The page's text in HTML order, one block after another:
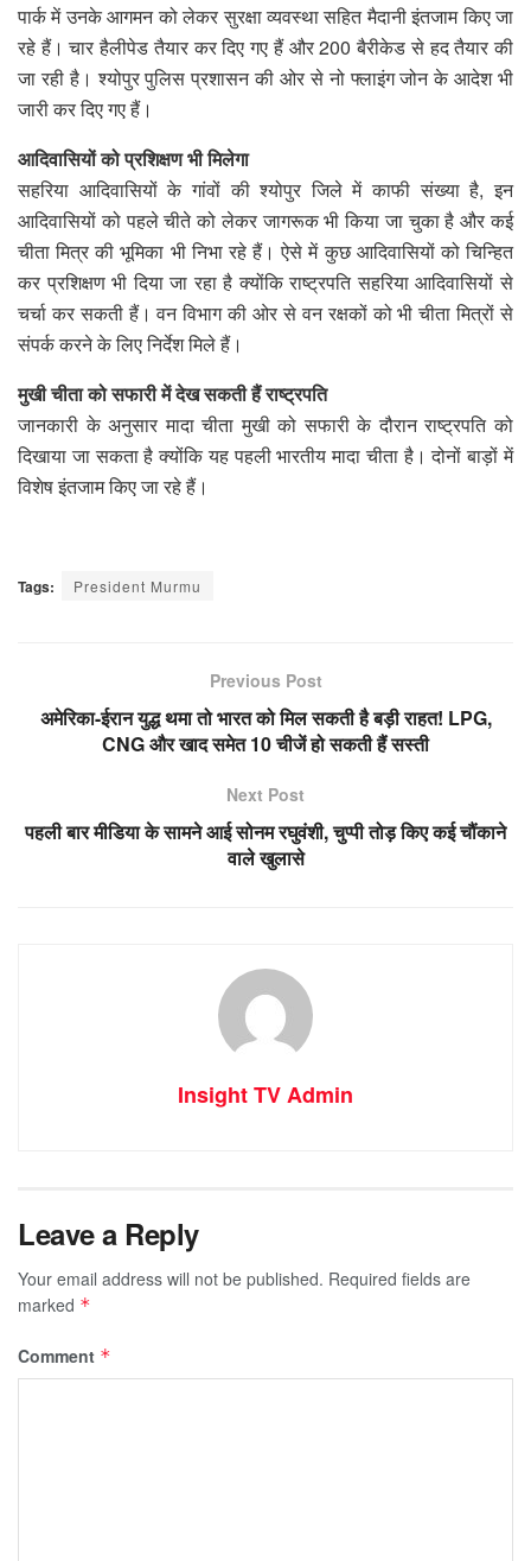
पार्क में उनके आगमन को लेकर सुरक्षा व्यवस्था सहित मैदानी इंतजाम किए जा
रहे हैं। चार हैलीपेड तैयार कर दिए गए हैं और 200 बैरीकेड से हद तैयार की
जा रही है। श्योपुर पुलिस प्रशासन की ओर से नो फ्लाइंग जोन के आदेश भी
जारी कर दिए गए हैं।
आदिवासियों को प्रशिक्षण भी मिलेगा
सहरिया आदिवासियों के गांवों की श्योपुर जिले में काफी संख्या है, इन
आदिवासियों को पहले चीते को लेकर जागरूक भी किया जा चुका है और कई
चीता मित्र की भूमिका भी निभा रहे हैं। ऐसे में कुछ आदिवासियों को चिन्हित
कर प्रशिक्षण भी दिया जा रहा है क्योंकि राष्ट्रपति सहरिया आदिवासियों से
चर्चा कर सकती हैं। वन विभाग की ओर से वन रक्षकों को भी चीता मित्रों से
संपर्क करने के लिए निर्देश मिले हैं।
मुखी चीता को सफारी में देख सकती हैं राष्ट्रपति
जानकारी के अनुसार मादा चीता मुखी को सफारी के दौरान राष्ट्रपति को
दिखाया जा सकता है क्योंकि यह पहली भारतीय मादा चीता है। दोनों बाड़ों में
विशेष इंतजाम किए जा रहे हैं।
Tags: President Murmu
Previous Post
अमेरिका-ईरान युद्ध थमा तो भारत को मिल सकती है बड़ी राहत! LPG,
CNG और खाद समेत 10 चीजें हो सकती हैं सस्ती
Next Post
पहली बार मीडिया के सामने आई सोनम रघुवंशी, चुप्पी तोड़ किए कई चौंकाने
वाले खुलासे
Insight TV Admin
Leave a Reply
Your email address will not be published. Required fields are
marked *
Comment *